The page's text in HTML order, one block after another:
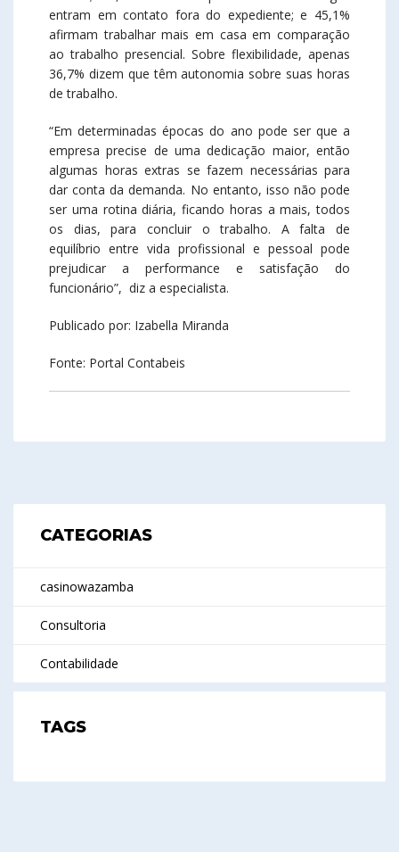
entram em contato fora do expediente; e 45,1%
afirmam trabalhar mais em casa em comparação
ao trabalho presencial. Sobre flexibilidade, apenas
36,7% dizem que têm autonomia sobre suas horas
de trabalho.
“Em determinadas épocas do ano pode ser que a
empresa precise de uma dedicação maior, então
algumas horas extras se fazem necessárias para
dar conta da demanda. No entanto, isso não pode
ser uma rotina diária, ficando horas a mais, todos
os dias, para concluir o trabalho. A falta de
equilíbrio entre vida profissional e pessoal pode
prejudicar a performance e satisfação do
funcionário”, diz a especialista.
Publicado por: Izabella Miranda
Fonte: Portal Contabeis
CATEGORIAS
casinowazamba
Consultoria
Contabilidade
TAGS